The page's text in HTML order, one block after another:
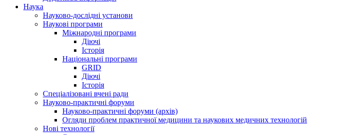
Наука
Науково-дослідні установи
Наукові програми
Міжнародні програми
Діючі
Історія
Національні програми
GRID
Діючі
Історія
Спеціалізовані вчені ради
Науково-практичні форуми
Науково-практичні форуми (архів)
Огляди проблем практичної медицини та наукових медичних технологій
Нові технології